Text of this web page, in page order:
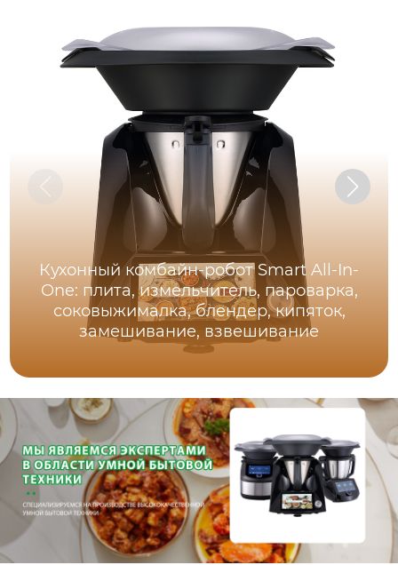
Кухонный комбайн-робот Smart All-In-
One: плита, измельчитель, пароварка,
соковыжималка, блендер, кипяток,
замешивание, взвешивание